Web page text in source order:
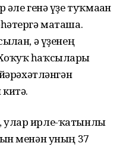
генә үҙе туҡмаған
маташа.
ә үҙенең
һаҡсылары
улар ирле-ҡатынлы
менән уның 37